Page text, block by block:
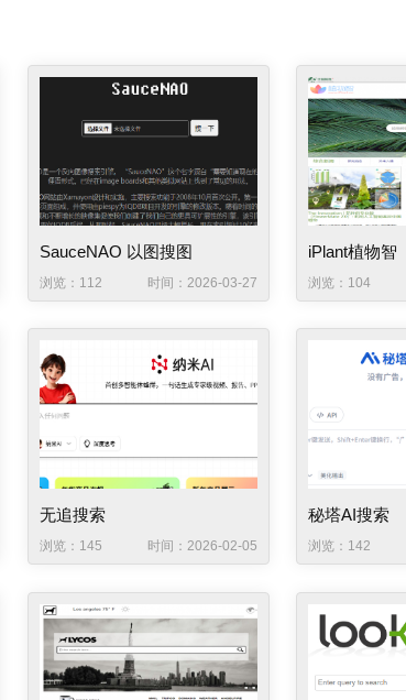
SauceNAO 以图搜图
浏览：112 时间：2026-03-27
iPlant植物智
浏览：104
无追搜索
浏览：145 时间：2026-02-05
秘塔AI搜索
浏览：142